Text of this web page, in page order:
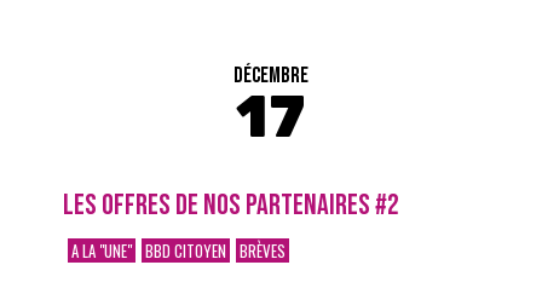
DÉCEMBRE
17
LES OFFRES DE NOS PARTENAIRES #2
A LA "UNE" BBD CITOYEN BRÈVES